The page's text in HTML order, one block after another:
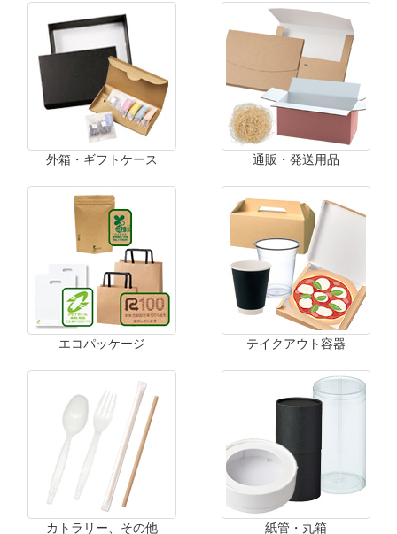
外箱・ギフトケース 通販・発送用品
エコパッケージ テイクアウト容器
カトラリー、その他 紙管・丸箱